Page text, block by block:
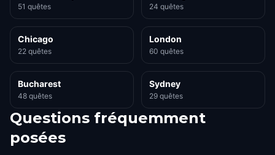
51 quêtes 24 quêtes
Chicago
22 quêtes
London
60 quêtes
Bucharest
48 quêtes
Sydney
29 quêtes
Questions fréquemment
posées